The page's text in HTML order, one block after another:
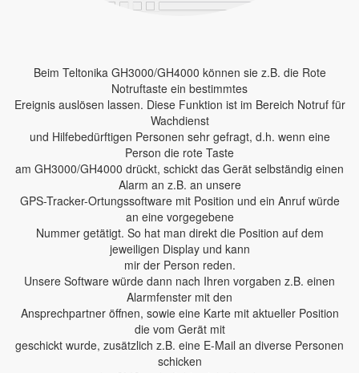
Beim Teltonika GH3000/GH4000 können sie z.B. die Rote
Notruftaste ein bestimmtes
Ereignis auslösen lassen. Diese Funktion ist im Bereich Notruf für
Wachdienst
und Hilfebedürftigen Personen sehr gefragt, d.h. wenn eine
Person die rote Taste
am GH3000/GH4000 drückt, schickt das Gerät selbständig einen
Alarm an z.B. an unsere
GPS-Tracker-Ortungssoftware mit Position und ein Anruf würde
an eine vorgegebene
Nummer getätigt. So hat man direkt die Position auf dem
jeweiligen Display und kann
mir der Person reden.
Unsere Software würde dann nach Ihren vorgaben z.B. einen
Alarmfenster mit den
Ansprechpartner öffnen, sowie eine Karte mit aktueller Position
die vom Gerät mit
geschickt wurde, zusätzlich z.B. eine E-Mail an diverse Personen
schicken